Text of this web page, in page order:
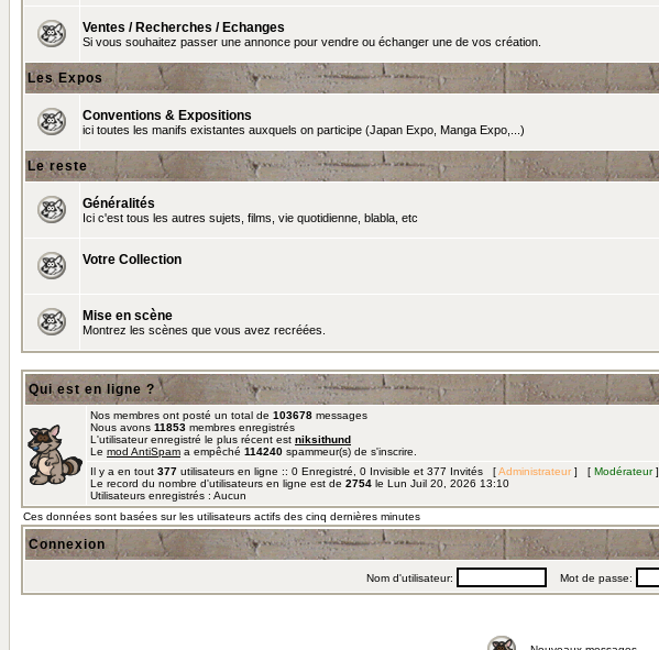
Ventes / Recherches / Echanges
Si vous souhaitez passer une annonce pour vendre ou échanger une de vos création.
Les Expos
Conventions & Expositions
ici toutes les manifs existantes auxquels on participe (Japan Expo, Manga Expo,...)
Le reste
Généralités
Ici c'est tous les autres sujets, films, vie quotidienne, blabla, etc
Votre Collection
Mise en scène
Montrez les scènes que vous avez recréées.
Qui est en ligne ?
Nos membres ont posté un total de 103678 messages
Nous avons 11853 membres enregistrés
L'utilisateur enregistré le plus récent est niksithund
Le mod AntiSpam a empêché 114240 spammeur(s) de s'inscrire.
Il y a en tout 377 utilisateurs en ligne :: 0 Enregistré, 0 Invisible et 377 Invités [Administrateur ] [ Modérateur]
Le record du nombre d'utilisateurs en ligne est de 2754 le Lun Juil 20, 2026 13:10
Utilisateurs enregistrés : Aucun
Ces données sont basées sur les utilisateurs actifs des cinq dernières minutes
Connexion
Nom d'utilisateur: Mot de passe: